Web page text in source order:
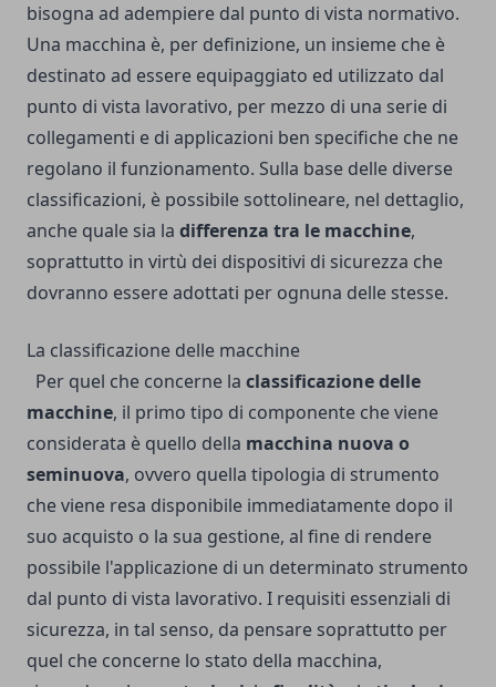
bisogna ad adempiere dal punto di vista normativo.
Una macchina è, per definizione, un insieme che è
destinato ad essere equipaggiato ed utilizzato dal
punto di vista lavorativo, per mezzo di una serie di
collegamenti e di applicazioni ben specifiche che ne
regolano il funzionamento. Sulla base delle diverse
classificazioni, è possibile sottolineare, nel dettaglio,
anche quale sia la differenza tra le macchine,
soprattutto in virtù dei dispositivi di sicurezza che
dovranno essere adottati per ognuna delle stesse.
La classificazione delle macchine
Per quel che concerne la classificazione delle
macchine, il primo tipo di componente che viene
considerata è quello della macchina nuova o
seminuova, ovvero quella tipologia di strumento
che viene resa disponibile immediatamente dopo il
suo acquisto o la sua gestione, al fine di rendere
possibile l'applicazione di un determinato strumento
dal punto di vista lavorativo. I requisiti essenziali di
sicurezza, in tal senso, da pensare soprattutto per
quel che concerne lo stato della macchina,